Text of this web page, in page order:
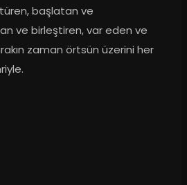
başlatan ve
ve birleştiren, var eden ve
zaman örtsün üzerini her